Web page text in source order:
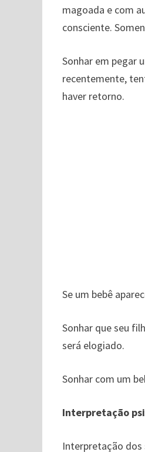
magoada e com
consciente.
Sonhar em pegar
recentemente,
haver retorno.
Se um bebê
Sonhar que seu
será elogiado.
Sonhar com um
Interpretação
Interpretação dos